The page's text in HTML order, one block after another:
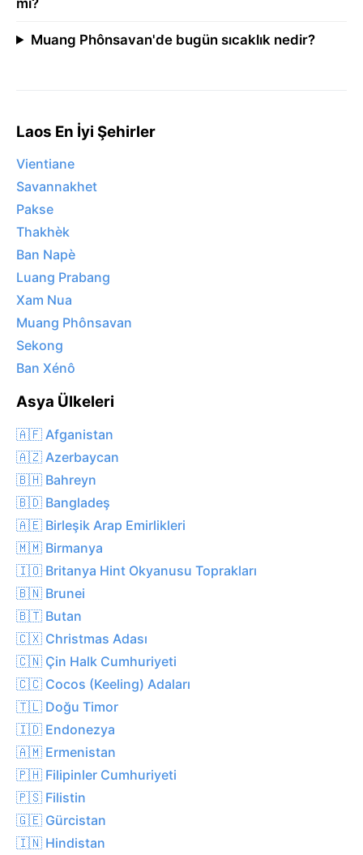
Muang Phônsavan'de bugün sıcaklık nedir?
Laos En İyi Şehirler
Vientiane
Savannakhet
Pakse
Thakhèk
Ban Napè
Luang Prabang
Xam Nua
Muang Phônsavan
Sekong
Ban Xénô
Asya Ülkeleri
🇦🇫 Afganistan
🇦🇿 Azerbaycan
🇧🇭 Bahreyn
🇧🇩 Bangladeş
🇦🇪 Birleşik Arap Emirlikleri
🇲🇲 Birmanya
🇮🇴 Britanya Hint Okyanusu Toprakları
🇧🇳 Brunei
🇧🇹 Butan
🇨🇽 Christmas Adası
🇨🇳 Çin Halk Cumhuriyeti
🇨🇨 Cocos (Keeling) Adaları
🇹🇱 Doğu Timor
🇮🇩 Endonezya
🇦🇲 Ermenistan
🇵🇭 Filipinler Cumhuriyeti
🇵🇸 Filistin
🇬🇪 Gürcistan
🇮🇳 Hindistan